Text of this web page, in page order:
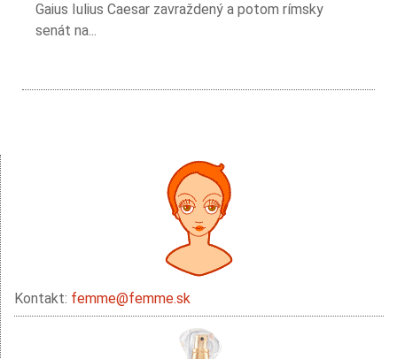
Gaius Iulius Caesar zavraždený a potom rímsky
senát na...
Kontakt: femme@femme.sk